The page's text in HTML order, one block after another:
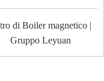
di Boiler magnetico |
Gruppo Leyuan